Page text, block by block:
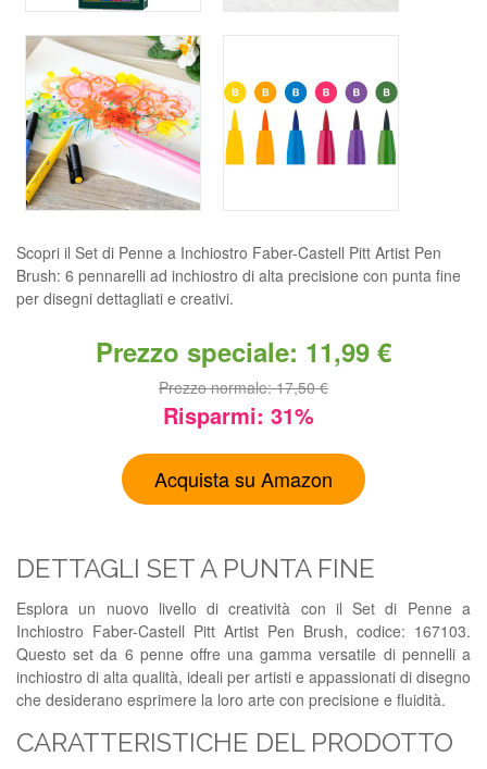
Scopri il Set di Penne a Inchiostro Faber-Castell Pitt Artist Pen
Brush: 6 pennarelli ad inchiostro di alta precisione con punta fine
per disegni dettagliati e creativi.
Prezzo speciale: 11,99 €
Prezzo normale: 17,50 €
Risparmi: 31%
Acquista su Amazon
DETTAGLI SET A PUNTA FINE
Esplora un nuovo livello di creatività con il Set di Penne a
Inchiostro Faber-Castell Pitt Artist Pen Brush, codice: 167103.
Questo set da 6 penne offre una gamma versatile di pennelli a
inchiostro di alta qualità, ideali per artisti e appassionati di disegno
che desiderano esprimere la loro arte con precisione e fluidità.
CARATTERISTICHE DEL PRODOTTO